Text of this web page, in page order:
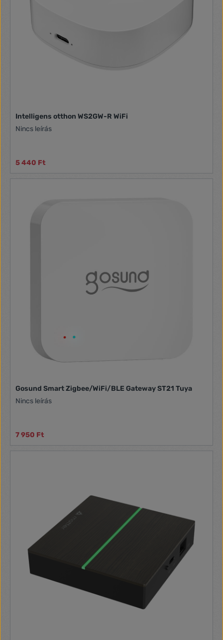
Intelligens otthon WS2GW-R WiFi
Nincs leírás
5 440 Ft
Gosund Smart Zigbee/WiFi/BLE Gateway ST21 Tuya
Nincs leírás
7 950 Ft